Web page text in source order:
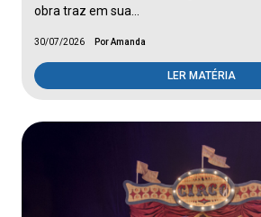
obra traz em sua…
30/07/2026 Por Amanda
LER MATÉRIA